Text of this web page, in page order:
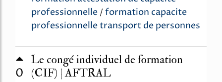
professionnelle / formation capacite
professionnelle transport de personnes
0
Le congé individuel de formation
(CIF) | AFTRAL